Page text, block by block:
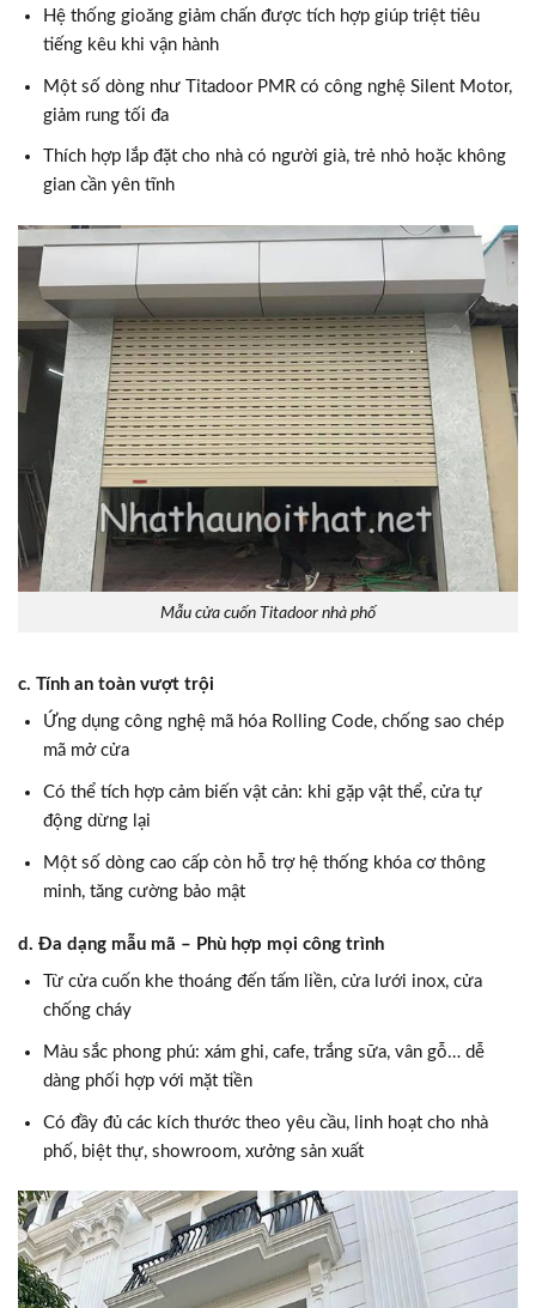
Hệ thống gioăng giảm chấn được tích hợp giúp triệt tiêu
tiếng kêu khi vận hành
Một số dòng như Titadoor PMR có công nghệ Silent Motor,
giảm rung tối đa
Thích hợp lắp đặt cho nhà có người già, trẻ nhỏ hoặc không
gian cần yên tĩnh
Mẫu cửa cuốn Titadoor nhà phố
c. Tính an toàn vượt trội
Ứng dụng công nghệ mã hóa Rolling Code, chống sao chép
mã mở cửa
Có thể tích hợp cảm biến vật cản: khi gặp vật thể, cửa tự
động dừng lại
Một số dòng cao cấp còn hỗ trợ hệ thống khóa cơ thông
minh, tăng cường bảo mật
d. Đa dạng mẫu mã – Phù hợp mọi công trình
Từ cửa cuốn khe thoáng đến tấm liền, cửa lưới inox, cửa
chống cháy
Màu sắc phong phú: xám ghi, cafe, trắng sữa, vân gỗ… dễ
dàng phối hợp với mặt tiền
Có đầy đủ các kích thước theo yêu cầu, linh hoạt cho nhà
phố, biệt thự, showroom, xưởng sản xuất